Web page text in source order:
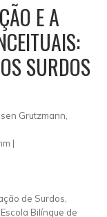
E A
SURDOS
Grutzmann,
|
de Surdos,
Bilíngue de